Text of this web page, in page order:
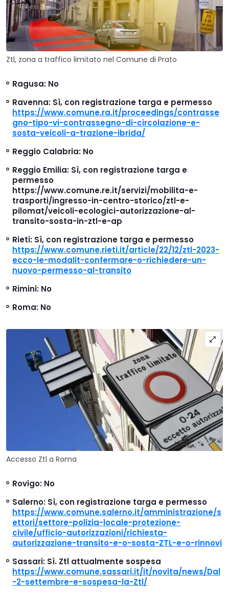
Ztl, zona a traffico limitato nel Comune di Prato
Ragusa: No
Ravenna: Sì, con registrazione targa e permesso
https://www.comune.ra.it/proceedings/contrasse
gno-tipo-vi-contrassegno-di-circolazione-e-
sosta-veicoli-a-trazione-ibrida/
Reggio Calabria: No
Reggio Emilia: Sì, con registrazione targa e
permesso
https://www.comune.re.it/servizi/mobilita-e-
trasporti/ingresso-in-centro-storico/ztl-e-
pilomat/veicoli-ecologici-autorizzazione-al-
transito-sosta-in-ztl-e-ap
Rieti: Sì, con registrazione targa e permesso
https://www.comune.rieti.it/article/22/12/ztl-2023-
ecco-le-modalit-confermare-o-richiedere-un-
nuovo-permesso-al-transito
Rimini: No
Roma: No
Accesso Ztl a Roma
Rovigo: No
Salerno: Sì, con registrazione targa e permesso
https://www.comune.salerno.it/amministrazione/s
ettori/settore-polizia-locale-protezione-
civile/ufficio-autorizzazioni/richiesta-
autorizzazione-transito-e-o-sosta-ZTL-e-o-rinnovi
Sassari: Sì. Ztl attualmente sospesa
https://www.comune.sassari.it/it/novita/news/Dal
-2-settembre-e-sospesa-la-Ztl/